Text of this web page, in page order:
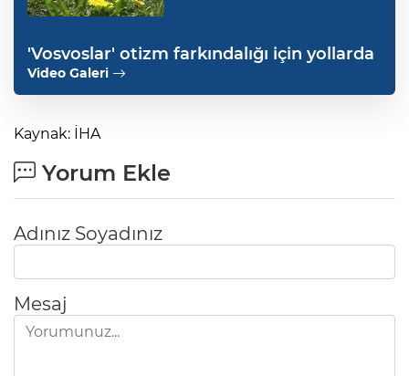
'Vosvoslar' otizm farkındalığı için yollarda
Video Galeri
Kaynak: İHA
Yorum Ekle
Adınız Soyadınız
Mesaj